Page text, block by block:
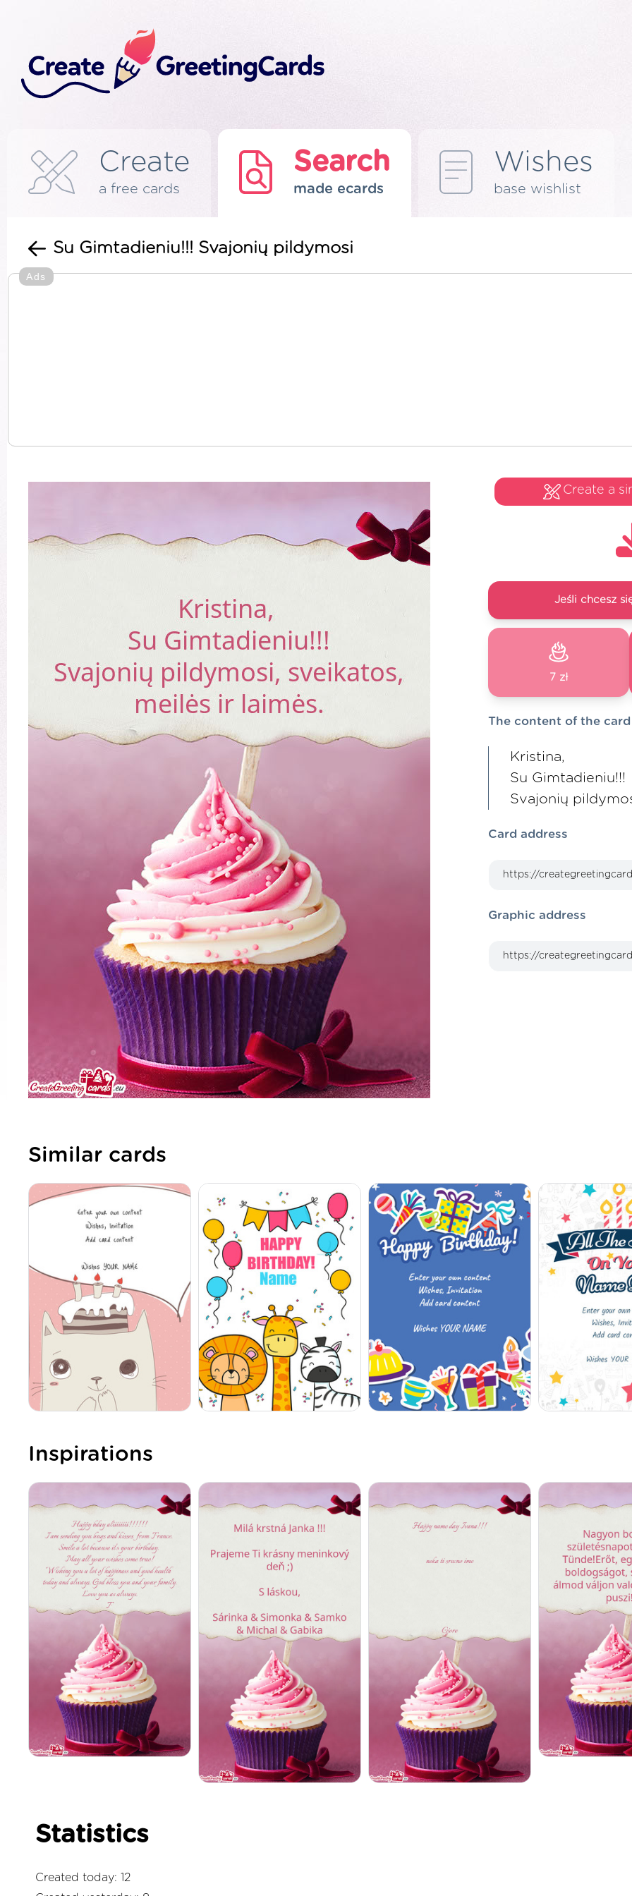
Create
a free cards
Search
made ecards
Wishes
base wishlist
Su Gimtadieniu!!! Svajonių pildymosi
Ads
Create a
Jeśli chcesz
7 zł
The content of the card
Kristina,
Su Gimtadieniu!!!
Svajonių
Card address
Graphic address
Similar cards
Inspirations
Statistics
Created today: 12